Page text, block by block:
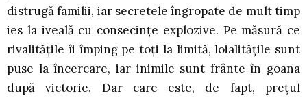
distrugă familii, iar secretele îngropate de mult timp
ies la iveală cu consecințe explozive. Pe măsură ce
rivalitățile îi împing pe toți la limită, loialitățile sunt
puse la încercare, iar inimile sunt frânte în goana
după victorie. Dar care este, de fapt, prețul